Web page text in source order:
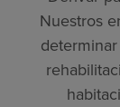
Nuestros